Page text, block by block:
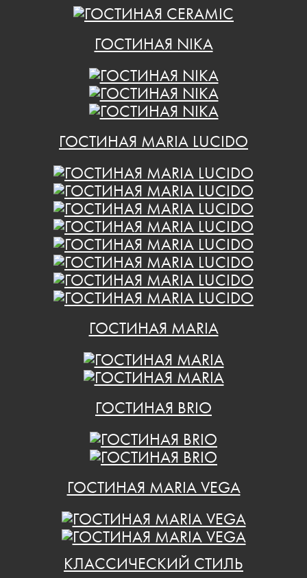
ГОСТИНАЯ NIKA
ГОСТИНАЯ MARIA LUCIDO
ГОСТИНАЯ MARIA
ГОСТИНАЯ BRIO
ГОСТИНАЯ MARIA VEGA
КЛАССИЧЕСКИЙ СТИЛЬ